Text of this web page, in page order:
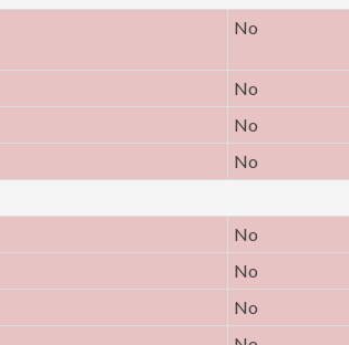
No
No
No
No
No
No
No